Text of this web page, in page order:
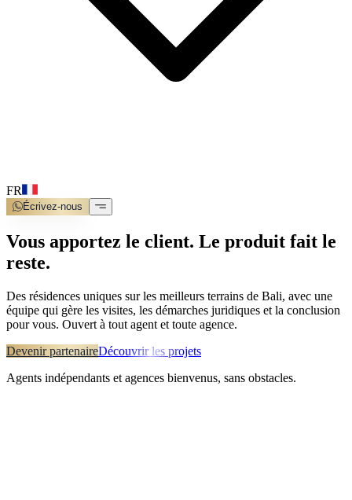
FR
Écrivez-nous
Vous apportez le client. Le produit fait le
reste.
Des résidences uniques sur les meilleurs terrains de Bali, avec une
équipe qui gère les visites, les démarches juridiques et la conclusion
pour vous. Ouvert à tout agent et toute agence.
Devenir partenaireDécouvrir les projets
Agents indépendants et agences bienvenus, sans obstacles.